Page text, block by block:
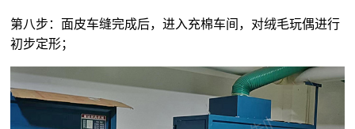
第八步：面皮车缝完成后，进入充棉车间，对绒毛玩偶进行
初步定形；